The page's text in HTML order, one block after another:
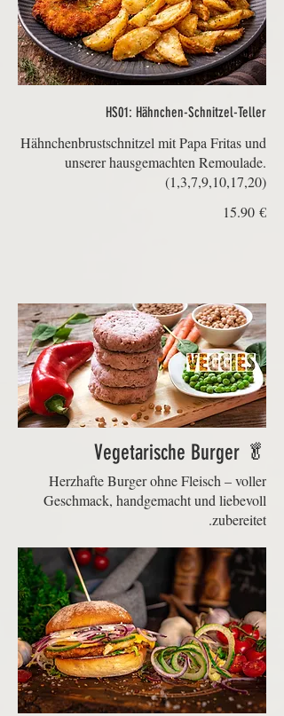
HS01: Hähnchen-Schnitzel-Teller
Hähnchenbrustschnitzel mit Papa Fritas und
unserer hausgemachten Remoulade.
(1,3,7,9,10,17,20)
‏15.90 €
🥬 Vegetarische Burger
Herzhafte Burger ohne Fleisch – voller
Geschmack, handgemacht und liebevoll
zubereitet.